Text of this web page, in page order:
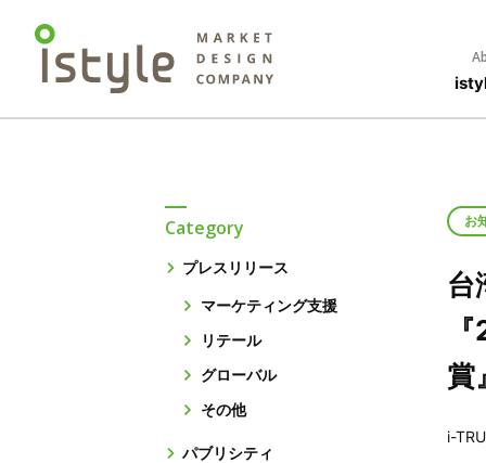
お
台
賞
i-
Category
プレスリリース
マーケティング支援
リテール
グローバル
その他
パブリシティ